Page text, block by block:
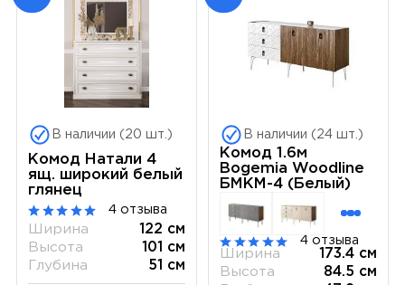
В наличии (20 шт.)
Комод Натали 4
ящ. широкий белый
глянец
4 отзыва
Ширина
122 см
Высота
101 см
Глубина
51 см
В наличии (24 шт.)
Комод 1.6м
Bogemia Woodline
БМКМ-4 (Белый)
4 отзыва
Ширина
173.4 см
Высота
84.5 см